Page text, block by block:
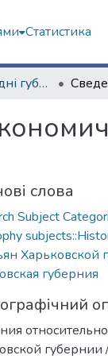
Статистика
Харківська та сусідні губернії
слова
Subject
Харьковской
губерния